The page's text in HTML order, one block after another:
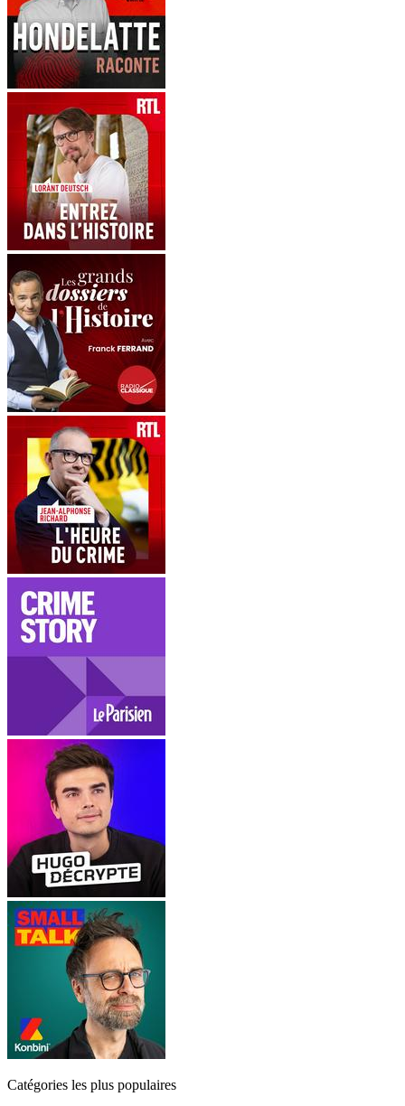
Catégories les plus populaires